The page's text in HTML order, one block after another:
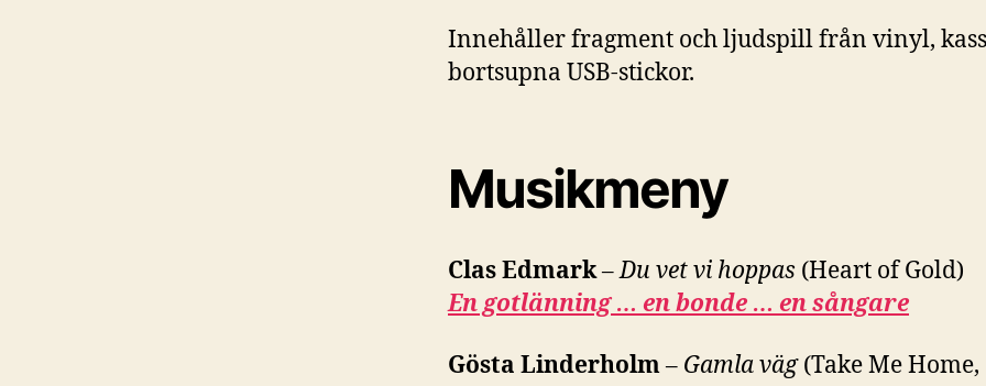
Innehåller fragment och ljudspill från vinyl,
bortsupna USB-stickor.
Musikmeny
Clas Edmark–Du vet vi hoppas (Heart of Gold)
En gotlänning … en bonde … en sångare
Gösta Linderholm– Gamla väg(Take Me